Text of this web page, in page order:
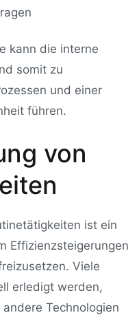
kann die interne
somit zu
und einer
führen.
von
ist ein
Effizienzsteigerungen
Viele
erledigt werden,
Technologien